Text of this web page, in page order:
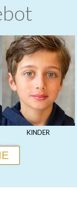
KINDER